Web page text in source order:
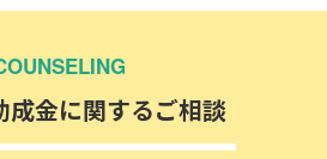
成金に関するご相談